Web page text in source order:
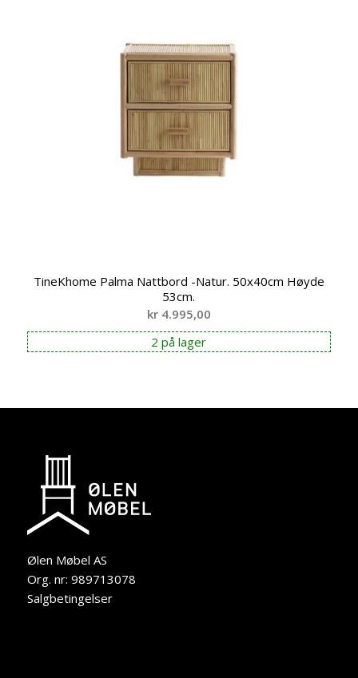
TineKhome Palma Nattbord -Natur. 50x40cm Høyde
53cm.
kr4.995,00
2 på lager
Ølen Møbel AS
Org. nr: 989713078
Salgbetingelser